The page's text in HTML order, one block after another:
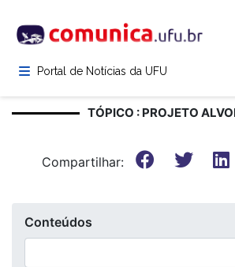
para
conteúdoPortal de Notícias da UFU
TÓPICO : PROJETO
Compartilhar:
Conteúdos